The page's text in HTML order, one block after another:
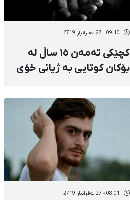
09:10 - 27 بەفرانبار 2719
کچێکی تەمەن ١٥ ساڵ لە
بۆکان کوتایی بە ژیانی خۆی
08:01 - 27 بەفرانبار 2719